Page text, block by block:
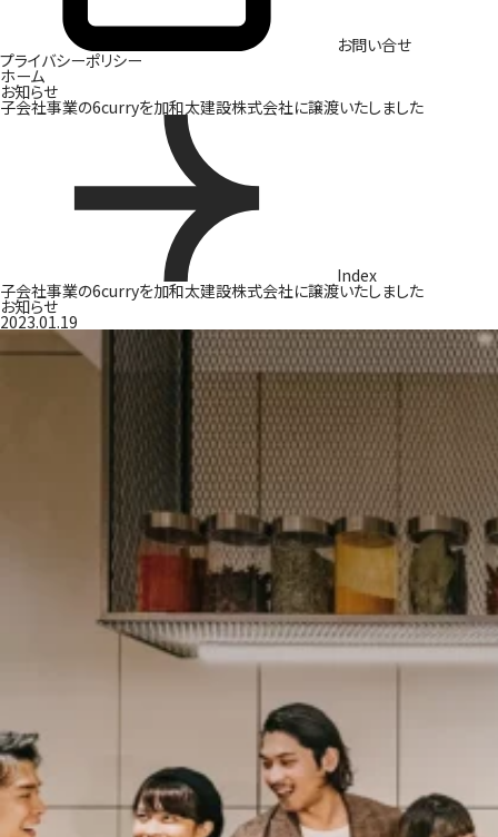
お問い合せ
プライバシーポリシー
ホーム
お知らせ
子会社事業の6curryを加和太建設株式会社に譲渡いたしました
Index
子会社事業の6curryを加和太建設株式会社に譲渡いたしました
お知らせ
2023.01.19